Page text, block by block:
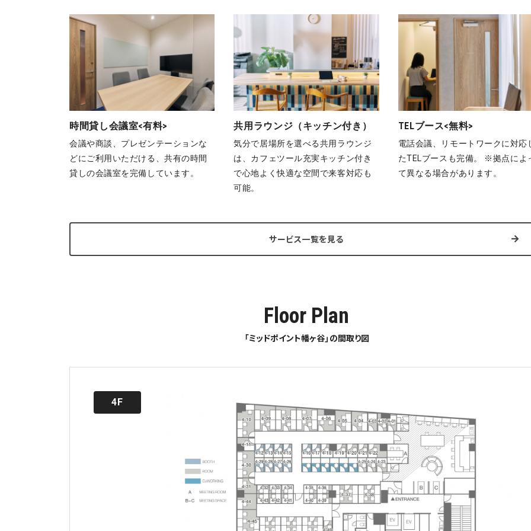
時間貸し会議室<有料>
会議や商談、プレゼンテーションな
どにご利用いただける、共有の時間
貸しの会議室を完備しています。
共用ラウンジ（キッチン付き）
気分で居場所を選べる共用ラウンジ
は、カフェツール充実キッチン付き
で心地よく快適な空間で来客対応も
可能。
TELブース<無料>
電話会議、リモートワークに対応
たTELブースも完備。 ※拠点によ
て異なる場合があります。
サービス一覧を見る
Floor Plan
「ミッドポイント幡ヶ谷」の間取り図
4F